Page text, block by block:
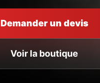
Demander un devis
Voir la boutique